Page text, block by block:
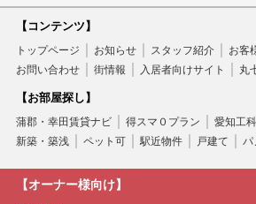
【コンテンツ】
トップページ お知らせ スタッフ紹介 お客
お問い合わせ
街情報 入居者向けサイト 丸
【お部屋探し】
蒲郡・幸田賃貸ナビ 得スマ０プラン
愛知工
新築・築浅
ペット可 駅近物件 戸建て パ
【オーナー様向け】